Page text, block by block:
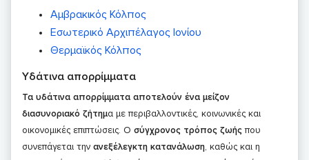
Αμβρακικός Κόλπος
Εσωτερικό Αρχιπέλαγος Ιονίου
Θερμαϊκός Κόλπος
Υδάτινα απορρίμματα
Τα υδάτινα απορρίμματα αποτελούν ένα μείζον
διασυνοριακό ζήτημα με περιβαλλοντικές, κοινωνικές και
οικονομικές επιπτώσεις. Ο σύγχρονος τρόπος ζωήςπου
συνεπάγεται την ανεξέλεγκτη κατανάλωση, καθώς και η